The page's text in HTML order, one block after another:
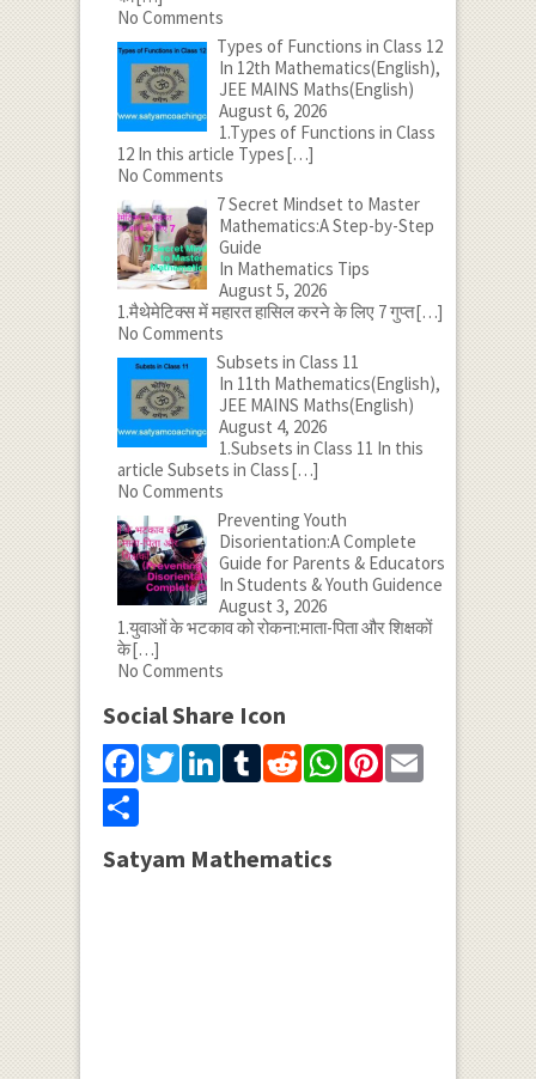
No Comments
Types of Functions in Class 12
In 12th Mathematics(English),
JEE MAINS Maths(English)
August 6, 2026
1.Types of Functions in Class
12 In this article Types[…]
No Comments
7 Secret Mindset to Master
Mathematics:A Step-by-Step
Guide
In Mathematics Tips
August 5, 2026
1.मैथेमेटिक्स में महारत हासिल करने के लिए 7 गुप्त[…]
No Comments
Subsets in Class 11
In 11th Mathematics(English),
JEE MAINS Maths(English)
August 4, 2026
1.Subsets in Class 11 In this
article Subsets in Class[…]
No Comments
Preventing Youth
Disorientation:A Complete
Guide for Parents & Educators
In Students & Youth Guidence
August 3, 2026
1.युवाओं के भटकाव को रोकना:माता-पिता और शिक्षकों
के[…]
No Comments
Social Share Icon
Facebook
Twitter
LinkedIn
Tumblr
Reddit
WhatsApp
Pinterest
Email
Share
Satyam Mathematics